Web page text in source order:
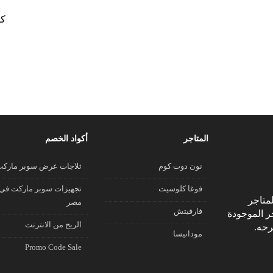
الموجودة
المتاجر
نون دوت كوم
فوغا كلوسيت
فارفيتش
مودانيسا
أكواد الخصم
ثلاجات عرض سوبر
تجهيزات سوبر ماركت في
مصر
الريح من الانترنت
Promo Code Sale